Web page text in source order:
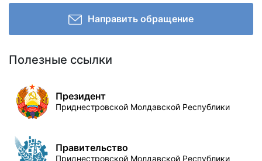
Направить обращение
Полезные ссылки
Президент
Приднестровской Молдавской Республики
Правительство
Приднестровской Молдавской Республики